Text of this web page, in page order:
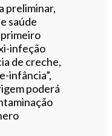
preliminar,
saúde
infeção
de creche,
infância”,
poderá